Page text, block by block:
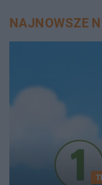
NAJNOWSZE